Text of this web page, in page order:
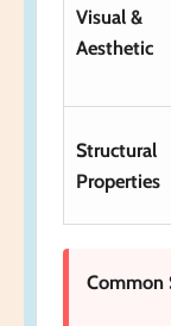
Visual &
Aesthetic
Structural
Properties
Common